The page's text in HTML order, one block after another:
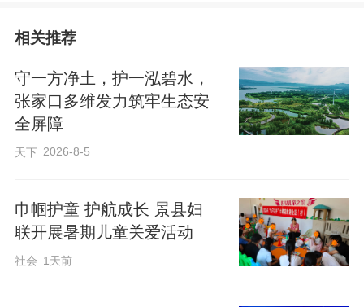
检查过程中，工作人员同步督促食品经营
主体严格落实进货查验、索证索票、临期
食品清理等主体责任，从货源源头严把食
品安全关。截至目前，首批已完成30余批
次食品样品检测，全部符合食品安全标
将通过官方公众号、网站及时向社会公
示，保障群众知情权与监督权，让百姓消
费安心、吃得放心。
相关推荐
守一方净土，护一泓碧水，
张家口多维发力筑牢生态安
全屏障
天下 2026-8-5
巾帼护童 护航成长 景县妇
联开展暑期儿童关爱活动
社会 1天前